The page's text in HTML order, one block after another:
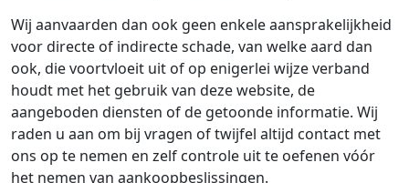
Wij aanvaarden dan ook geen enkele aansprakelijkheid
voor directe of indirecte schade, van welke aard dan
ook, die voortvloeit uit of op enigerlei wijze verband
houdt met het gebruik van deze website, de
aangeboden diensten of de getoonde informatie. Wij
raden u aan om bij vragen of twijfel altijd contact met
ons op te nemen en zelf controle uit te oefenen vóór
het nemen van aankoopbeslissingen.